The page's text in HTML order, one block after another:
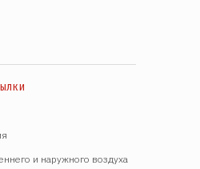
и наружного воздуха